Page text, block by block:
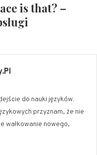
is that? –
do nauki języków.
przyznam, że nie
wałkowanie nowego,